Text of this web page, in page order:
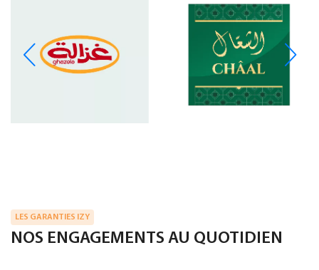
LES GARANTIES IZY
NOS ENGAGEMENTS AU QUOTIDIEN